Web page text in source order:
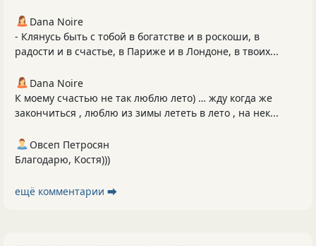
Dana Noire
- Клянусь быть с тобой в богатстве и в роскоши, в
радости и в счастье, в Париже и в Лондоне, в твоих...
Dana Noire
К моему счастью не так люблю лето) … жду когда же
закончиться , люблю из зимы лететь в лето , на нек...
Овсеп Петросян
Благодарю, Костя)))
ещё комментарии ⮕